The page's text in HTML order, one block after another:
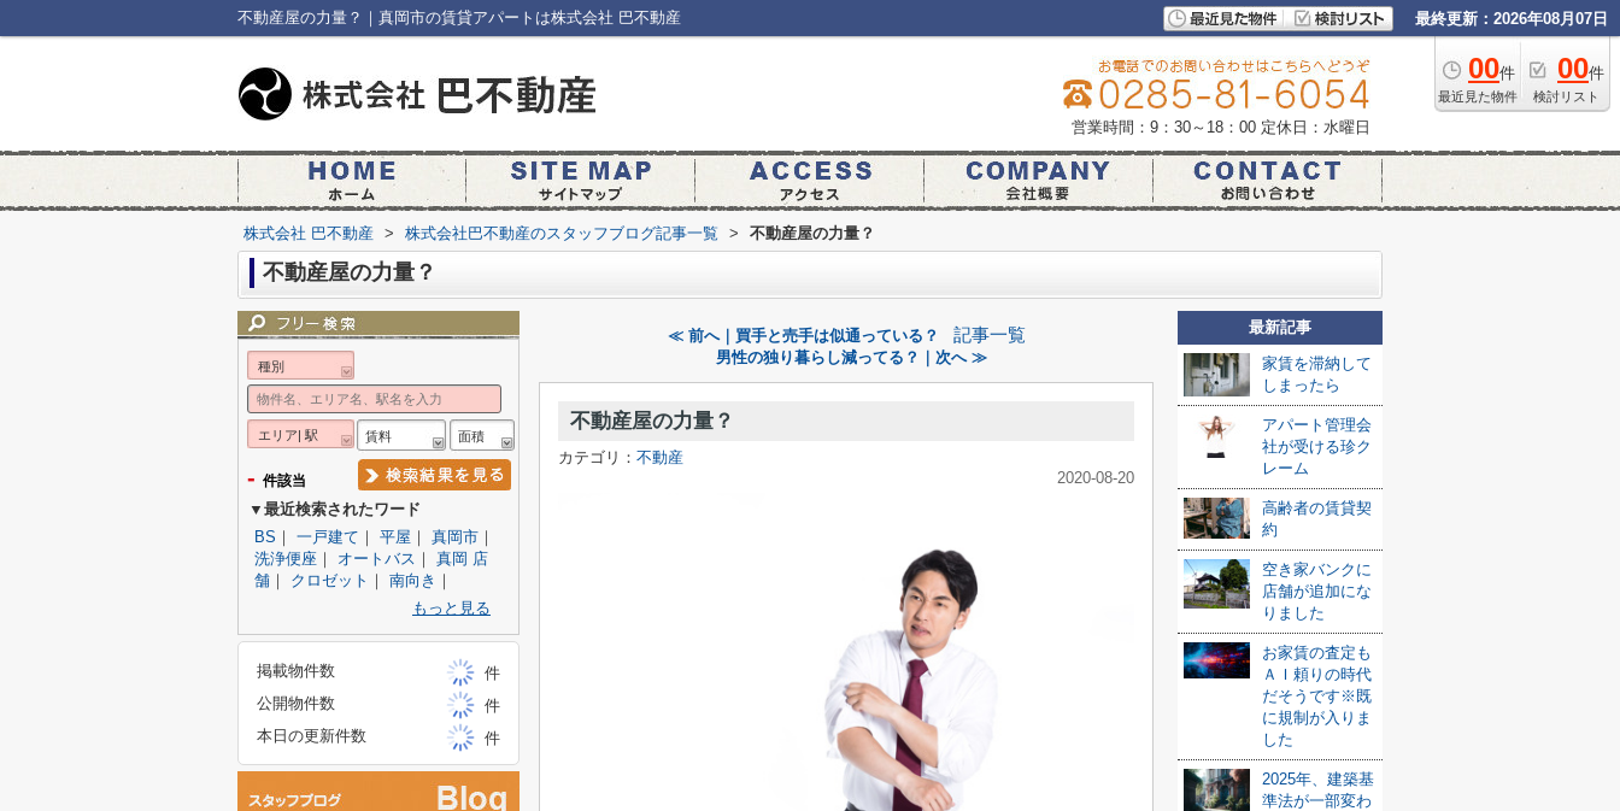
不動産屋の力量？｜真岡市の賃貸アパートは株式会社 巴不動産 最終更新：2026年08月07日
00件
最近見た物件
00件
検討リスト
営業時間：9：30～18：00 定休日：水曜日
株式会社 巴不動産 > 株式会社巴不動産のスタッフブログ記事一覧 > 不動産屋の力量？
不動産屋の力量？
≪ 前へ｜買手と売手は似通っている？ 記事一覧
男性の独り暮らし減ってる？｜次へ ≫
不動産屋の力量？
カテゴリ： 不動産
2020-08-20
最新記事
家賃を滞納して
しまったら
アパート管理会
社が受ける珍ク
レーム
高齢者の賃貸契
約
空き家バンクに
店舗が追加にな
りました
お家賃の査定も
ＡＩ頼りの時代
だそうです※既
に規制が入りま
した
2025年、建築基
準法が一部変わ
種別
エリア| 駅 賃料 面積
- 件該当
▼最近検索されたワード
BS ｜ 一戸建て ｜ 平屋 ｜ 真岡市 ｜
洗浄便座 ｜ オートバス ｜ 真岡 店
舗 ｜ クロゼット ｜ 南向き ｜
もっと見る
掲載物件数
件
公開物件数
件
本日の更新件数
件